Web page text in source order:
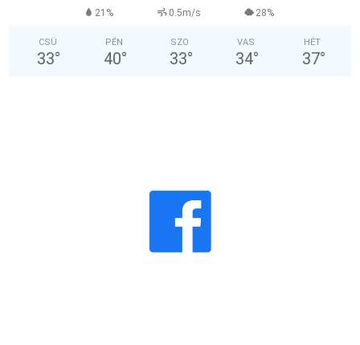
21% 0.5m/s 28%
CSÜ
33°
PÉN
40°
SZO
33°
VAS
34°
HÉT
37°